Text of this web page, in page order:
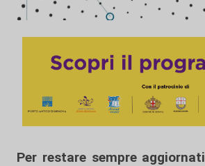
Per restare sempre aggiornati